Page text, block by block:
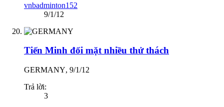
vnbadminton152
9/1/12
Tiến Minh đối mặt nhiều thử thách
GERMANY, 9/1/12
Trả lời:
3